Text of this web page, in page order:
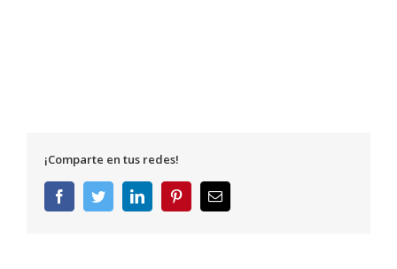
¡Comparte en tus redes!
FacebookTwitterLinkedInPinterestCorreo
electrónico